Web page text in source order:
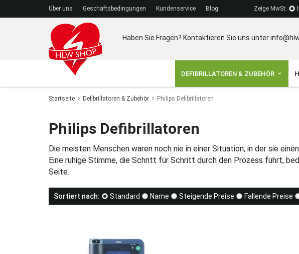
Über uns Geschäftsbedingungen Kundenservice Blog Zeige MwSt:
Haben Sie Fragen? Kontaktieren Sie uns unter
DEFIBRILLATOREN & ZUBEHÖR
Startseite Defibrillatoren & Zubehör Philips Defibrillatoren
Philips Defibrillatoren
Die meisten Menschen waren noch nie in einer Situation, in der sie
Eine ruhige Stimme, die Schritt für Schritt durch den Prozess führt,
Seite.
Sortiert nach: Standard Name Steigende Preise Fallende Preise